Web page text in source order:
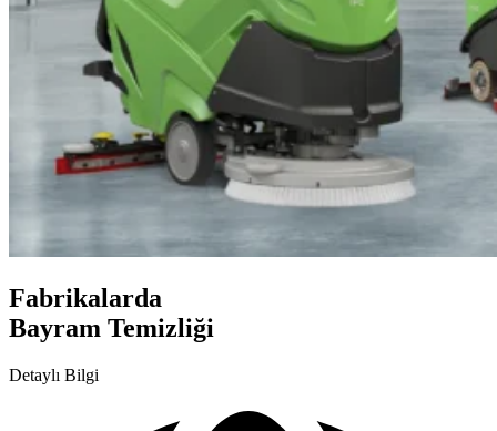
Fabrikalarda
Bayram Temizliği
Detaylı Bilgi